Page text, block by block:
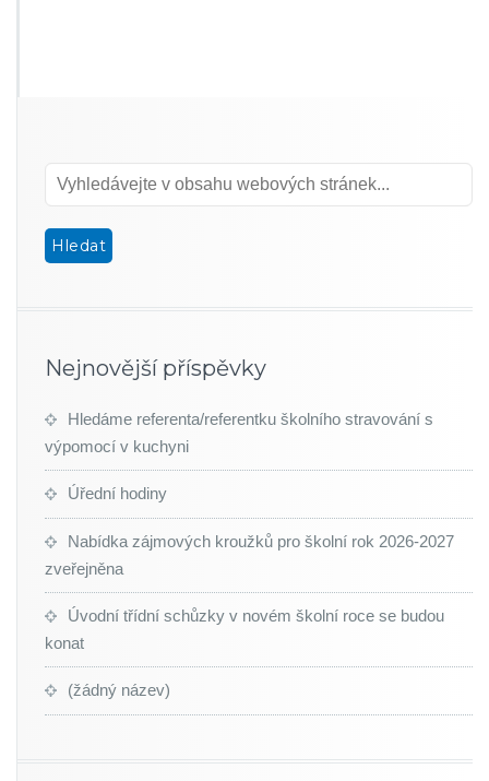
Nejnovější příspěvky
Hledáme referenta/referentku školního stravování s
výpomocí v kuchyni
Úřední hodiny
Nabídka zájmových kroužků pro školní rok 2026-2027
zveřejněna
Úvodní třídní schůzky v novém školní roce se budou
konat
(žádný název)